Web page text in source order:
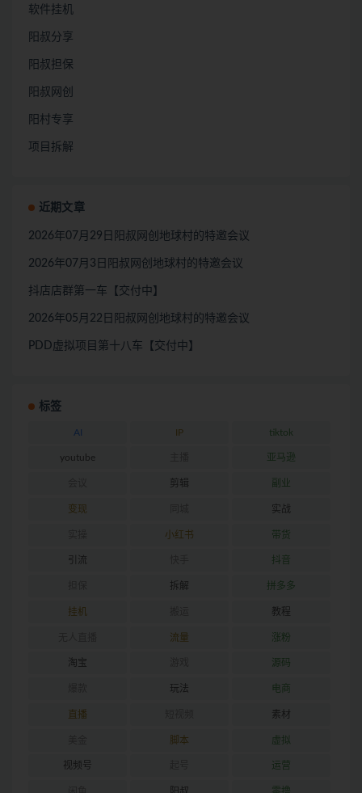
软件挂机
阳叔分享
阳叔担保
阳叔网创
阳村专享
项目拆解
近期文章
2026年07月29日阳叔网创地球村的特邀会议
2026年07月3日阳叔网创地球村的特邀会议
抖店店群第一车【交付中】
2026年05月22日阳叔网创地球村的特邀会议
PDD虚拟项目第十八车【交付中】
标签
AI IP tiktok
youtube 亚马逊
剪辑 副业
变现 实战
小红书 带货
引流 抖音
拆解 拼多多
挂机 教程
流量 涨粉
淘宝 源码
玩法 电商
直播 素材
脚本 虚拟
视频号 运营